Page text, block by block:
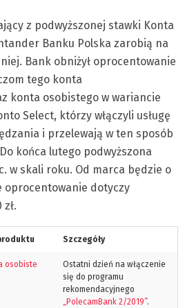
z podwyższonej stawki Konta
Banku Polska zarobią na
Bank obniżył oprocentowanie
tego konta
konta osobistego w wariancie
Select, którzy włączyli usługę
i przelewają w ten sposób
końca lutego podwyższona
w skali roku. Od marca będzie o
oprocentowanie dotyczy
Szczegóły
osobiste
Ostatni dzień na włączenie
się do programu
rekomendacyjnego
„PolecamBank 2/2019”.